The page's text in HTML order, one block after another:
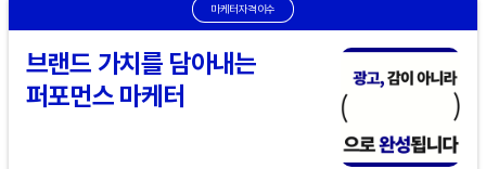
마케터자격이수
브랜드 가치를 담아내는
퍼포먼스 마케터